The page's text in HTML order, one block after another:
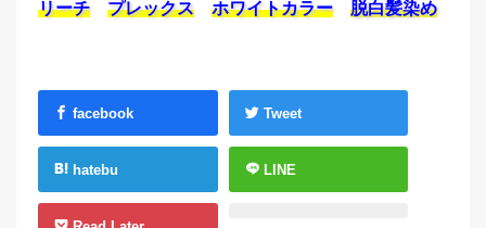
リーチ
プレックス ホワイトカラー 脱白髪染め
facebook Tweet
hatebu LINE